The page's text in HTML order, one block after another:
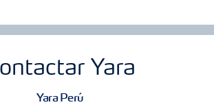
Yara
Yara Perú